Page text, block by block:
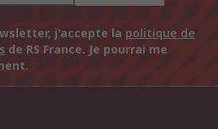
j'accepte la politique de
de RS France. Je pourrai me